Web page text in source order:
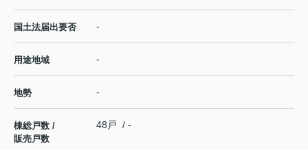
国土法届出要否 -
用途地域 -
地勢 -
棟総戸数 /
販売戸数
48戸 / -